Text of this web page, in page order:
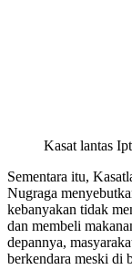
Kasat lantas
Sementara itu,
Nugraga
kebanyakan tidak
dan membeli
depannya,
berkendara meski di